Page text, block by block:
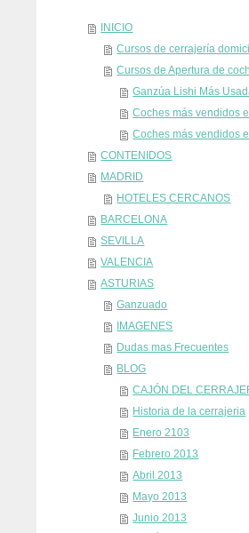
INICIO
Cursos de cerrajería
Cursos de Apertura de
Ganzúa Lishi Más
Coches más vendidos
Coches más vendidos
CONTENIDOS
MADRID
HOTELES CERCANOS
BARCELONA
SEVILLA
VALENCIA
ASTURIAS
Ganzuado
IMAGENES
Dudas mas Frecuentes
BLOG
CAJÓN DEL
Historia de la cerrajeria
Enero 2103
Febrero 2013
Abril 2013
Mayo 2013
Junio 2013